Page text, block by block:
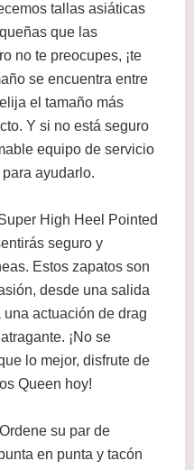
tallas asiáticas
que las
no te preocupes, ¡te
se encuentra entre
el tamaño más
Y si no está seguro
equipo de servicio
ayudarlo.
High Heel Pointed
seguro y
Estos zapatos son
desde una salida
actuación de drag
¡No se
lo mejor, disfrute de
Queen hoy!
su par de
en punta y tacón